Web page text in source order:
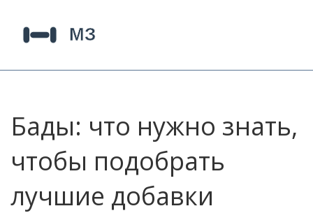
Бады: что нужно знать,
чтобы подобрать
лучшие добавки